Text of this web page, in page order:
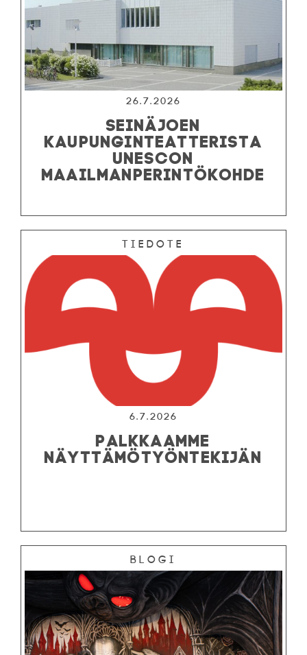
26.7.2026
SEINÄJOEN
KAUPUNGINTEATTERISTA
UNESCON
MAAILMANPERINTÖKOHDE
Tiedote
6.7.2026
PALKKAAMME
NÄYTTÄMÖTYÖNTEKIJÄN
Blogi